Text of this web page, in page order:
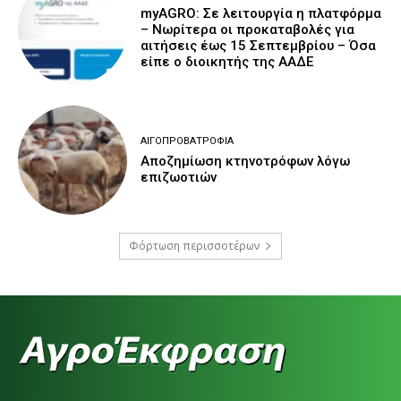
myAGRO: Σε λειτουργία η πλατφόρμα
– Νωρίτερα οι προκαταβολές για
αιτήσεις έως 15 Σεπτεμβρίου – Όσα
είπε ο διοικητής της ΑΑΔΕ
ΑΙΓΟΠΡΟΒΑΤΡΟΦΊΑ
Αποζημίωση κτηνοτρόφων λόγω
επιζωοτιών
Φόρτωση περισσοτέρων